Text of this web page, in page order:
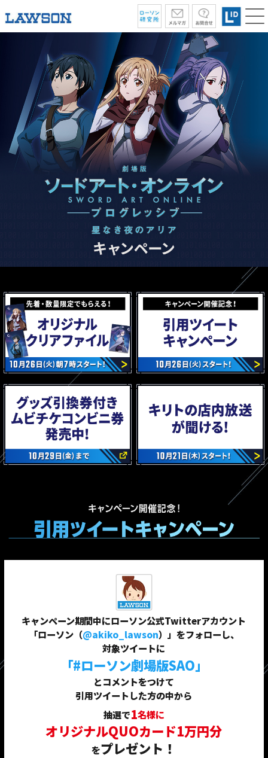
キャンペーン期間中にローソン公式Twitterアカウント
「ローソン（@akiko_lawson）」をフォローし、
対象ツイートに
「#ローソン劇場版SAO」
とコメントをつけて
引用ツイートした方の中から
抽選で1名様に
オリジナルQUOカード1万円分
をプレゼント！